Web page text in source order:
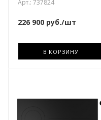
Арт.: 737824
226 900 руб./шт
В КОРЗИНУ